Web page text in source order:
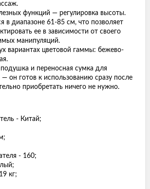
функций — регулировка высоты.
в диапазоне 61-85 см, что позволяет
ее в зависимости от своего
манипуляций.
вариантах цветовой гаммы: бежево-
и переносная сумка для
он готов к использованию сразу после
приобретать ничего не нужно.
- Китай;
- 160;
кг;